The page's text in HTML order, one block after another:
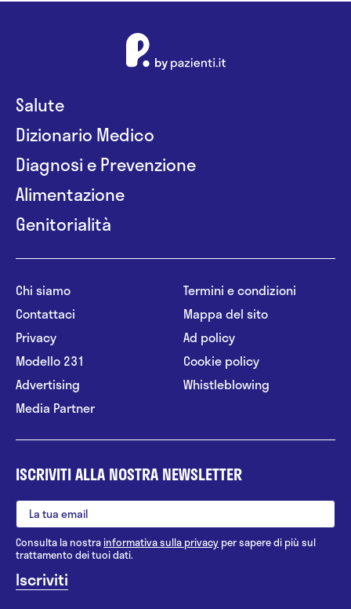
Salute
Dizionario Medico
Diagnosi e Prevenzione
Alimentazione
Genitorialità
Chi siamo
Contattaci
Privacy
Modello 231
Advertising
Media Partner
Termini e condizioni
Mappa del sito
Ad policy
Cookie policy
Whistleblowing
ISCRIVITI ALLA NOSTRA NEWSLETTER
Consulta la nostrainformativa sulla privacy per sapere di più sul
trattamento dei tuoi dati.